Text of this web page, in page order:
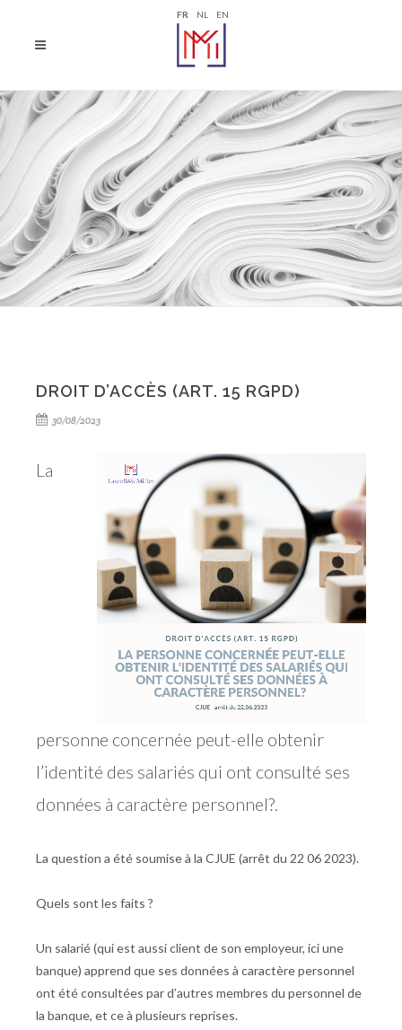
FR NL EN
DROIT D’ACCÈS (ART. 15 RGPD)
30/08/2023
La
personne concernée peut-elle obtenir
l’identité des salariés qui ont consulté ses
données à caractère personnel?.
La question a été soumise à la CJUE (arrêt du 22 06 2023).
Quels sont les faits ?
Un salarié (qui est aussi client de son employeur, ici une
banque) apprend que ses données à caractère personnel
ont été consultées par d’autres membres du personnel de
la banque, et ce à plusieurs reprises.